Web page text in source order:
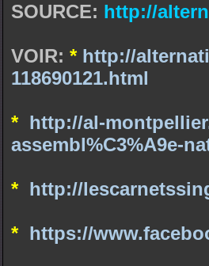
SOURCE: http://
VOIR: * http://
118690121.html
* http://al-
assembl%C3%A9e-
* http://
* https://